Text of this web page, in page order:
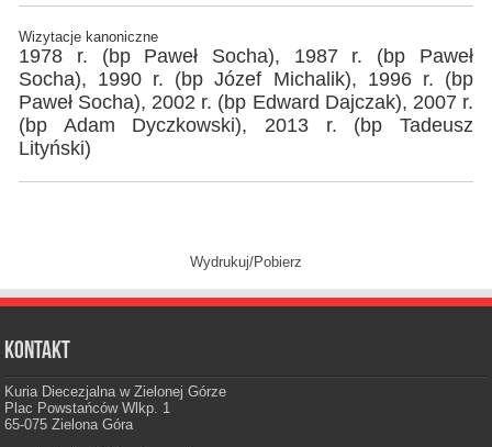
Wizytacje kanoniczne
1978 r. (bp Paweł Socha), 1987 r. (bp Paweł
Socha), 1990 r. (bp Józef Michalik), 1996 r. (bp
Paweł Socha), 2002 r. (bp Edward Dajczak), 2007 r.
(bp Adam Dyczkowski), 2013 r. (bp Tadeusz
Lityński)
Wydrukuj/Pobierz
Kontakt
Kuria Diecezjalna w Zielonej Górze
Plac Powstańców Wlkp. 1
65-075 Zielona Góra